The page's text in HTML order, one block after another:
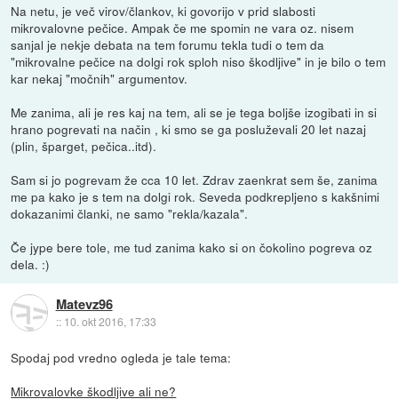
Na netu, je več virov/člankov, ki govorijo v prid slabosti
mikrovalovne pečice. Ampak če me spomin ne vara oz. nisem
sanjal je nekje debata na tem forumu tekla tudi o tem da
"mikrovalne pečice na dolgi rok sploh niso škodljive" in je bilo o tem
kar nekaj "močnih" argumentov.
Me zanima, ali je res kaj na tem, ali se je tega boljše izogibati in si
hrano pogrevati na način , ki smo se ga posluževali 20 let nazaj
(plin, šparget, pečica..itd).
Sam si jo pogrevam že cca 10 let. Zdrav zaenkrat sem še, zanima
me pa kako je s tem na dolgi rok. Seveda podkrepljeno s kakšnimi
dokazanimi članki, ne samo "rekla/kazala".
Če jype bere tole, me tud zanima kako si on čokolino pogreva oz
dela. :)
Matevz96
:: 10. okt 2016, 17:33
Spodaj pod vredno ogleda je tale tema:
Mikrovalovke škodljive ali ne?